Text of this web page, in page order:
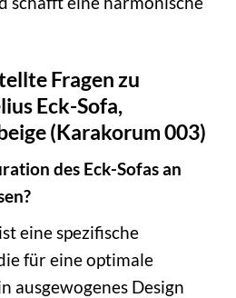
Fragen zu
Eck-Sofa,
(Karakorum 003)
des Eck-Sofas an
eine spezifische
für eine optimale
ausgewogenes Design